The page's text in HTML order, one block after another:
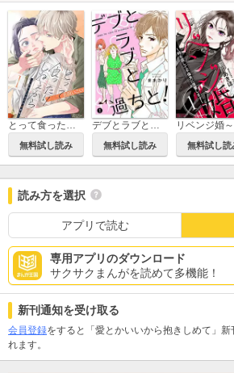
とって食ったりしねぇから～元ヤンくんとの恋事情～
無料試し読み
デブとラブと過ちと！
無料試し読み 無料試し読
読み方を選択
アプリで読む
専用アプリのダウンロード
サクサクまんがを読めて多機能！
新刊通知を受け取る
会員登録をすると「愛とかいいから抱きしめて」
れます。